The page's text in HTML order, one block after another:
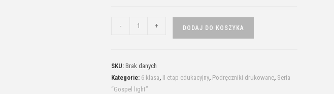
- + DODAJ DO KOSZYKA
SKU:Brak danych
Kategorie: 6 klasa, II etap edukacyjny, Podręczniki drukowane, Seria
“Gospel light”